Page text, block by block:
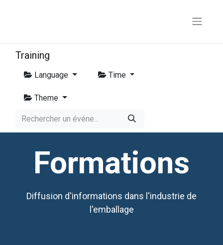
Training
Language Time
Theme
Formations
Diffusion d'informations dans l'industrie de
l'emballage